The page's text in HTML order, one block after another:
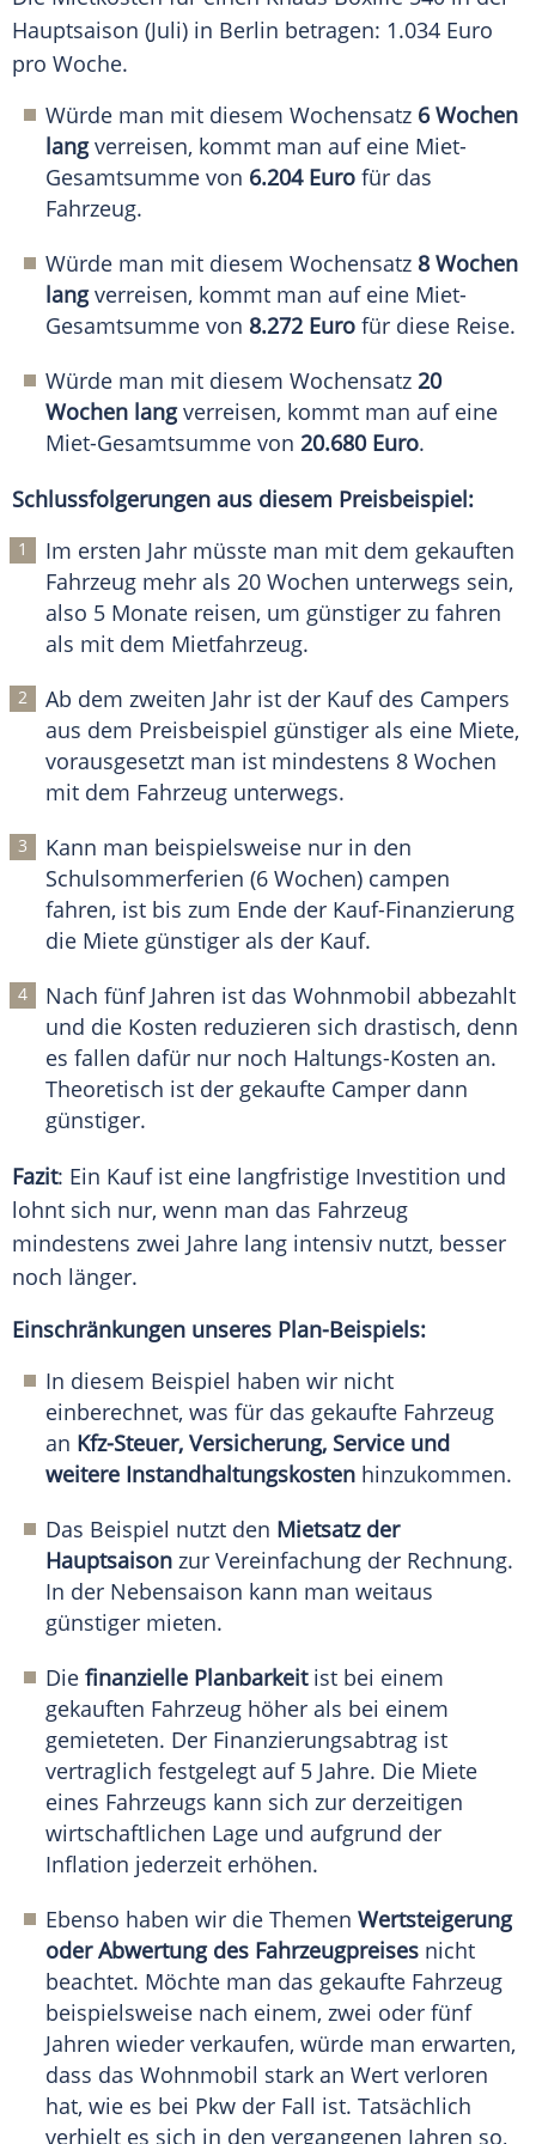
Hauptsaison (Juli) in Berlin betragen: 1.034 Euro
pro Woche.
Würde man mit diesem Wochensatz 6 Wochen
langverreisen, kommt man auf eine Miet-
Gesamtsumme von 6.204 Euro für das
Fahrzeug.
Würde man mit diesem Wochensatz 8 Wochen
langverreisen, kommt man auf eine Miet-
Gesamtsumme von 8.272 Euro für diese Reise.
Würde man mit diesem Wochensatz 20
Wochen langverreisen, kommt man auf eine
Miet-Gesamtsumme von 20.680 Euro.
Schlussfolgerungen aus diesem Preisbeispiel:
Im ersten Jahr müsste man mit dem gekauften
Fahrzeug mehr als 20 Wochen unterwegs sein,
also 5 Monate reisen, um günstiger zu fahren
als mit dem Mietfahrzeug.
Ab dem zweiten Jahr ist der Kauf des Campers
aus dem Preisbeispiel günstiger als eine Miete,
vorausgesetzt man ist mindestens 8 Wochen
mit dem Fahrzeug unterwegs.
Kann man beispielsweise nur in den
Schulsommerferien (6 Wochen) campen
fahren, ist bis zum Ende der Kauf-Finanzierung
die Miete günstiger als der Kauf.
Nach fünf Jahren ist das Wohnmobil abbezahlt
und die Kosten reduzieren sich drastisch, denn
es fallen dafür nur noch Haltungs-Kosten an.
Theoretisch ist der gekaufte Camper dann
günstiger.
Fazit: Ein Kauf ist eine langfristige Investition und
lohnt sich nur, wenn man das Fahrzeug
mindestens zwei Jahre lang intensiv nutzt, besser
noch länger.
Einschränkungen unseres Plan-Beispiels:
In diesem Beispiel haben wir nicht
einberechnet, was für das gekaufte Fahrzeug
an Kfz-Steuer, Versicherung, Service und
weitere Instandhaltungskosten hinzukommen.
Das Beispiel nutzt den Mietsatz der
Hauptsaison zur Vereinfachung der Rechnung.
In der Nebensaison kann man weitaus
günstiger mieten.
Die finanzielle Planbarkeitist bei einem
gekauften Fahrzeug höher als bei einem
gemieteten. Der Finanzierungsabtrag ist
vertraglich festgelegt auf 5 Jahre. Die Miete
eines Fahrzeugs kann sich zur derzeitigen
wirtschaftlichen Lage und aufgrund der
Inflation jederzeit erhöhen.
Ebenso haben wir die Themen Wertsteigerung
oder Abwertung des Fahrzeugpreises nicht
beachtet. Möchte man das gekaufte Fahrzeug
beispielsweise nach einem, zwei oder fünf
Jahren wieder verkaufen, würde man erwarten,
dass das Wohnmobil stark an Wert verloren
hat, wie es bei Pkw der Fall ist. Tatsächlich
verhielt es sich in den vergangenen Jahren so,